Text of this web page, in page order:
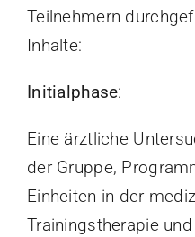
Teilnehmern
Inhalte:
Initialphase:
Eine ärztliche
der Gruppe,
Einheiten in der
Trainingstherapie